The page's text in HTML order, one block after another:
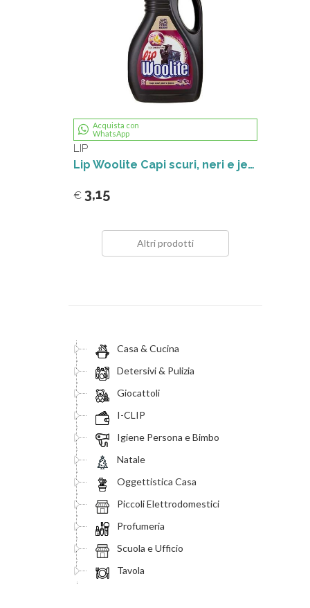
Acquista con
WhatsApp
LIP
Lip Woolite Capi scuri, neri e jeans 1.5 L Detersivo Lavatrice
€ 3,15
Altri prodotti
Casa & Cucina
Detersivi & Pulizia
Giocattoli
I-CLIP
Igiene Persona e Bimbo
Natale
Oggettistica Casa
Piccoli Elettrodomestici
Profumeria
Scuola e Ufficio
Tavola